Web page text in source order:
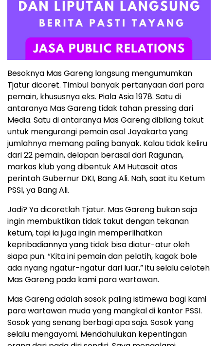
Besoknya Mas Gareng langsung mengumumkan
Tjatur dicoret. Timbul banyak pertanyaan dari para
pemain, khususnya eks. Piala Asia 1978. Satu di
antaranya Mas Gareng tidak tahan pressing dari
Media. Satu di antaranya Mas Gareng dibilang takut
untuk mengurangi pemain asal Jayakarta yang
jumlahnya memang paling banyak. Kalau tidak keliru
dari 22 pemain, delapan berasal dari Ragunan,
markas klub yang dibentuk AM Hutasoit atas
perintah Gubernur DKI, Bang Ali. Nah, saat itu Ketum
PSSI, ya Bang Ali.
Jadi? Ya dicoretlah Tjatur. Mas Gareng bukan saja
ingin membuktikan tidak takut dengan tekanan
ketum, tapi ia juga ingin memperlihatkan
kepribadiannya yang tidak bisa diatur-atur oleh
siapa pun. “Kita ini pemain dan pelatih, kagak bole
ada nyang ngatur-ngatur dari luar,” itu selalu celoteh
Mas Gareng pada kami para wartawan.
Mas Gareng adalah sosok paling istimewa bagi kami
para wartawan muda yang mangkal di kantor PSSI.
Sosok yang senang berbagi apa saja. Sosok yang
selalu mengayomi. Mendahulukan kepentingan